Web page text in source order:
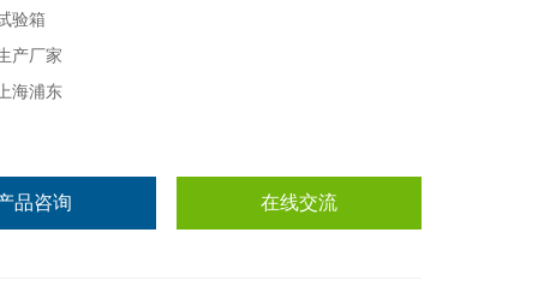
验箱
产厂家
海浦东
品咨询 在线交流